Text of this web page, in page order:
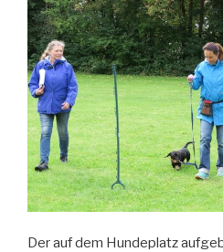
Der auf dem Hundeplatz